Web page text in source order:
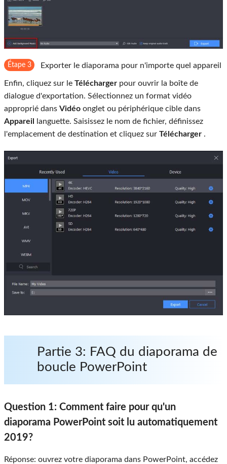
Étape 3 Exporter le diaporama pour n'importe quel appareil
Enfin, cliquez sur le Télécharger pour ouvrir la boîte de
dialogue d'exportation. Sélectionnez un format vidéo
approprié dans Vidéo onglet ou périphérique cible dans
Appareil
languette. Saisissez le nom de fichier, définissez
l'emplacement de destination et cliquez sur Télécharger .
Partie 3: FAQ du diaporama de
boucle PowerPoint
Question 1: Comment faire pour qu'un
diaporama PowerPoint soit lu automatiquement
2019?
Réponse: ouvrez votre diaporama dans PowerPoint, accédez